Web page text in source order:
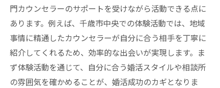
門カウンセラーのサポートを受けながら活動できる点に
あります。例えば、千歳市中央での体験活動では、地域
事情に精通したカウンセラーが自分に合う相手を丁寧に
紹介してくれるため、効率的な出会いが実現します。ま
ず体験活動を通じて、自分に合う婚活スタイルや相談所
の雰囲気を確かめることが、婚活成功のカギとなりま